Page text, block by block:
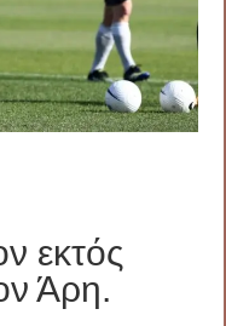
εκτός
Άρη.